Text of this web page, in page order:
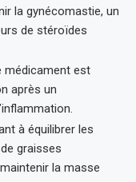
la gynécomastie, un
de stéroïdes
médicament est
après un
à équilibrer les
graisses
la masse